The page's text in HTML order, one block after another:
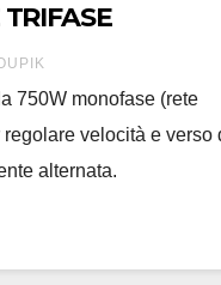
750W monofase (rete
velocità e verso
alternata.